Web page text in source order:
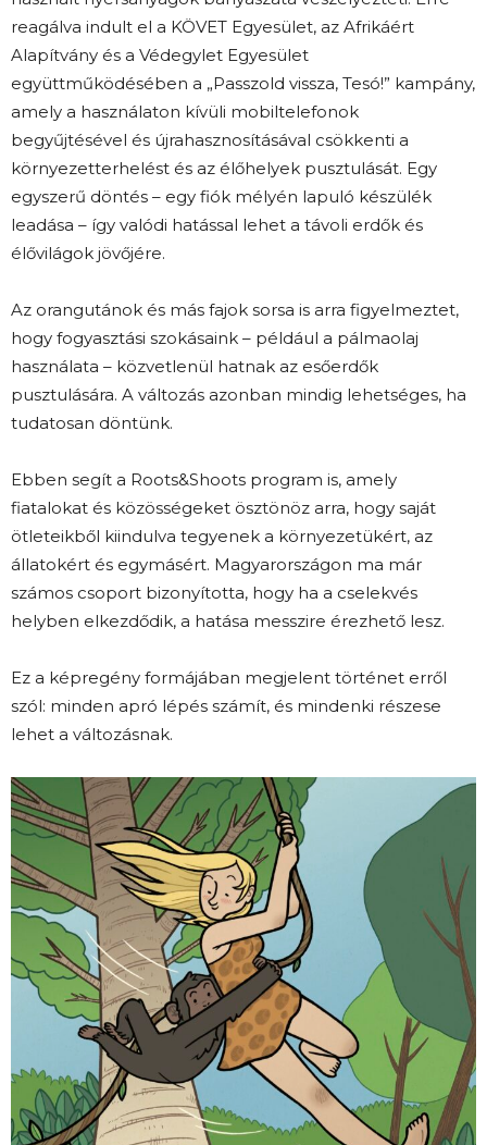
reagálva indult el a KÖVET Egyesület, az Afrikáért
Alapítvány és a Védegylet Egyesület
együttműködésében a „Passzold vissza, Tesó!” kampány,
amely a használaton kívüli mobiltelefonok
begyűjtésével és újrahasznosításával csökkenti a
környezetterhelést és az élőhelyek pusztulását. Egy
egyszerű döntés – egy fiók mélyén lapuló készülék
leadása – így valódi hatással lehet a távoli erdők és
élővilágok jövőjére.
Az orangutánok és más fajok sorsa is arra figyelmeztet,
hogy fogyasztási szokásaink – például a pálmaolaj
használata – közvetlenül hatnak az esőerdők
pusztulására. A változás azonban mindig lehetséges, ha
tudatosan döntünk.
Ebben segít a Roots&Shoots program is, amely
fiatalokat és közösségeket ösztönöz arra, hogy saját
ötleteikből kiindulva tegyenek a környezetükért, az
állatokért és egymásért. Magyarországon ma már
számos csoport bizonyította, hogy ha a cselekvés
helyben elkezdődik, a hatása messzire érezhető lesz.
Ez a képregény formájában megjelent történet erről
szól: minden apró lépés számít, és mindenki részese
lehet a változásnak.